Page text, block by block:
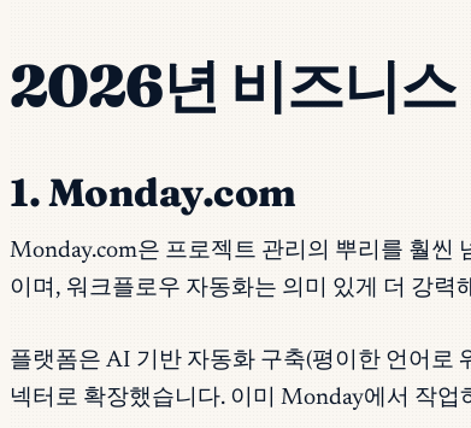
2026년 비즈니스
1. Monday.com
Monday.com은 프로젝트 관리의 뿌리를 훨씬
이며, 워크플로우 자동화는 의미 있게 더 강력
플랫폼은 AI 기반 자동화 구축(평이한 언어로
넥터로 확장했습니다. 이미 Monday에서 작